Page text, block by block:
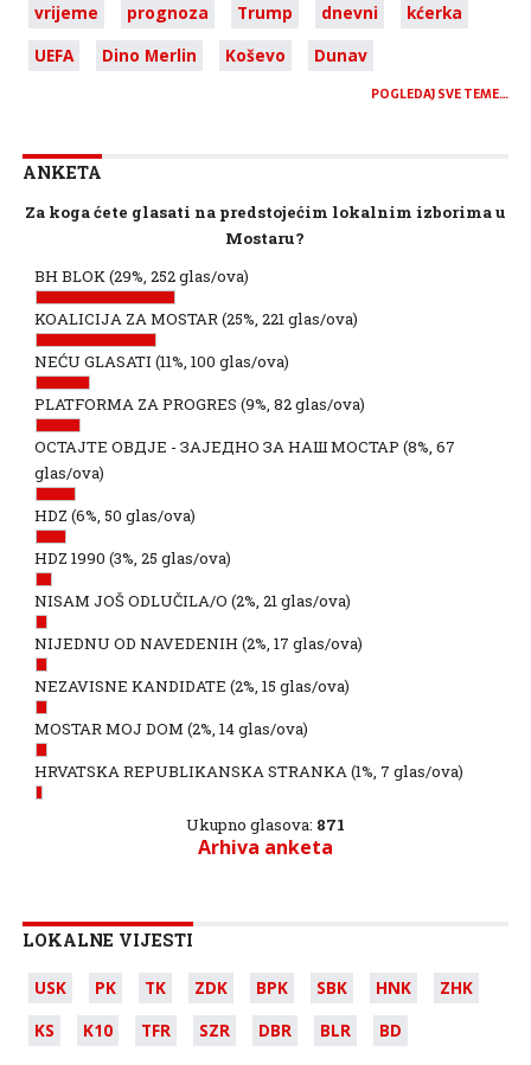
vrijeme
prognoza Trump dnevni
kćerka
UEFA
Dino Merlin Koševo Dunav
POGLEDAJ SVE TEME…
ANKETA
Za koga ćete glasati na predstojećim lokalnim izborima u
Mostaru?
BH BLOK(29%, 252 glas/ova)
KOALICIJA ZA MOSTAR(25%, 221 glas/ova)
NEĆU GLASATI (11%, 100 glas/ova)
PLATFORMA ZA PROGRES (9%, 82 glas/ova)
ОСТАЈТЕ ОВДЈЕ - ЗАЈЕДНО ЗА НАШ МОСТАР (8%, 67
glas/ova)
HDZ (6%, 50 glas/ova)
HDZ 1990 (3%, 25 glas/ova)
NISAM JOŠ ODLUČILA/O (2%, 21 glas/ova)
NIJEDNU OD NAVEDENIH (2%, 17 glas/ova)
NEZAVISNE KANDIDATE (2%, 15 glas/ova)
MOSTAR MOJ DOM (2%, 14 glas/ova)
HRVATSKA REPUBLIKANSKA STRANKA(1%, 7 glas/ova)
Ukupno glasova: 871
Arhiva anketa
LOKALNE VIJESTI
USK PK TK ZDK BPK SBK HNK
ZHK
KS
K10 TFR SZR DBR BLR BD